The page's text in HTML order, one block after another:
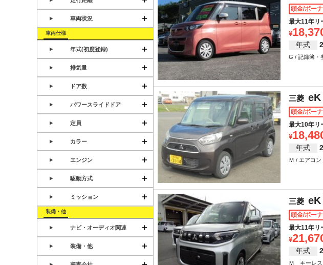
車両状況
車両仕様
年式(初度登録)
排気量
ドア数
パワースライドドア
定員
カラー
エンジン
駆動方式
ミッション
装備・他
ナビ・オーディオ関連
装備・他
頭金/ボー
最大11年リ
年式
G / 記録簿・
三菱 eK
頭金/ボー
最大10年リ
年式
Ｍ / エアコ
三菱 eK
頭金/ボー
最大11年リ
年式
Ｍ キーレス